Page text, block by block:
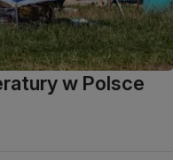
w Polsce